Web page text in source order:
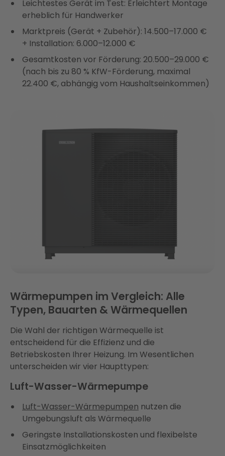
Leichtestes Gerät im Test: Erleichtert Montage
erheblich für Handwerker
Marktpreis (Gerät + Zubehör): 14.500–17.000 €
+ Installation: 6.000–12.000 €
Gesamtkosten vor Förderung: 20.500–29.000 €
(nach bis zu 80 % KfW-Förderung, maximal
22.400 €, abhängig vom Haushaltseinkommen)
Wärmepumpen im Vergleich: Alle
Typen, Bauarten & Wärmequellen
Die Wahl der richtigen Wärmequelle ist
entscheidend für die Effizienz und die
Betriebskosten Ihrer Heizung. Im Wesentlichen
unterscheiden wir vier Haupttypen:
Luft-Wasser-Wärmepumpe
Luft-Wasser-Wärmepumpen nutzen die
Umgebungsluft als Wärmequelle
Geringste Installationskosten und flexibelste
Einsatzmöglichkeiten